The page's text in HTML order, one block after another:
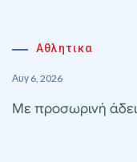
Αθλητικα
Αυγ 6, 2026
Με προσωρινή